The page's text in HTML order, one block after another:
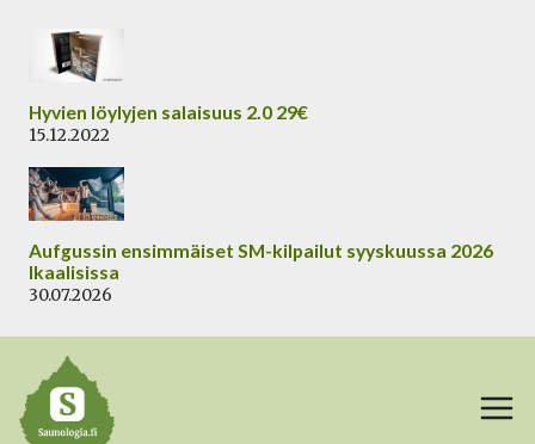
sisältöön
Hyvien löylyjen salaisuus 2.0 29€
15.12.2022
Aufgussin ensimmäiset SM-kilpailut syyskuussa 2026
Ikaalisissa
30.07.2026